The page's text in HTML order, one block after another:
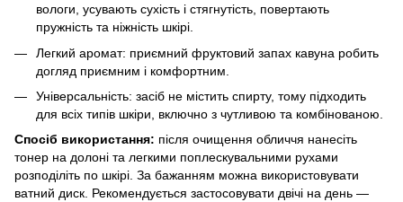
вологи, усувають сухість і стягнутість, повертають
пружність та ніжність шкірі.
Легкий аромат: приємний фруктовий запах кавуна робить
догляд приємним і комфортним.
Універсальність: засіб не містить спирту, тому підходить
для всіх типів шкіри, включно з чутливою та комбінованою.
Спосіб використання: після очищення обличчя нанесіть
тонер на долоні та легкими поплескувальними рухами
розподіліть по шкірі. За бажанням можна використовувати
ватний диск. Рекомендується застосовувати двічі на день —